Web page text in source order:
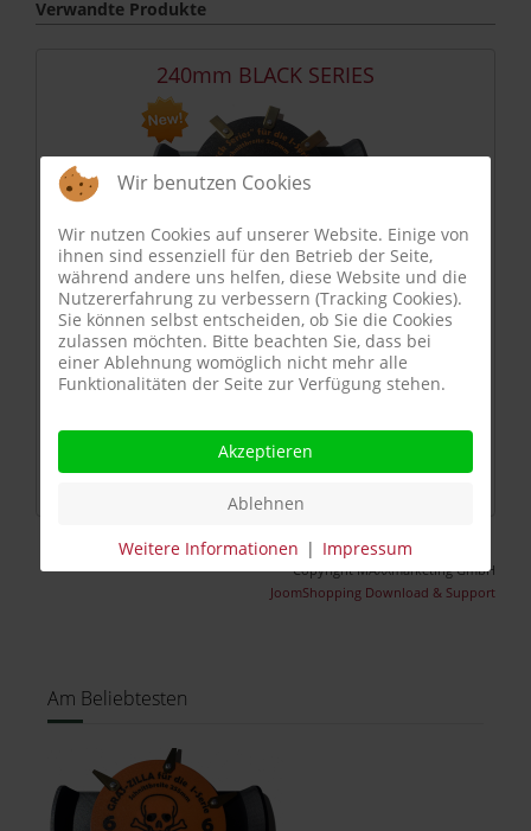
Verwandte Produkte
240mm BLACK SERIES
59.90 EUR
zzgl.Versandkosten
Lieferzeit:Ein Werktag plus Versand
Für i105 / i 108 / i 205 / i 208
Details
Copyright MAXXmarketing GmbH
JoomShopping Download & Support
Am Beliebtesten
Wir benutzen Cookies
Wir nutzen Cookies auf unserer Website. Einige von
ihnen sind essenziell für den Betrieb der Seite,
während andere uns helfen, diese Website und die
Nutzererfahrung zu verbessern (Tracking Cookies).
Sie können selbst entscheiden, ob Sie die Cookies
zulassen möchten. Bitte beachten Sie, dass bei
einer Ablehnung womöglich nicht mehr alle
Funktionalitäten der Seite zur Verfügung stehen.
Akzeptieren
Ablehnen
Weitere Informationen | Impressum